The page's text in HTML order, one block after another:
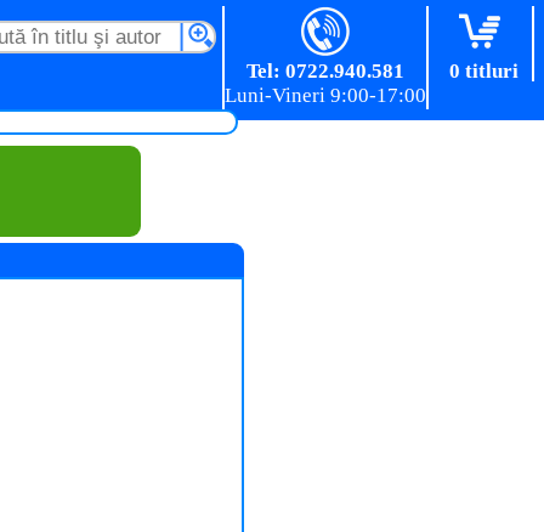
0 titluri
Tel: 0722.940.581